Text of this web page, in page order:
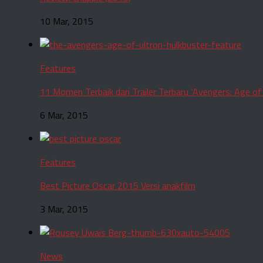
10 Mar, 2015
Features
11 Momen Terbaik dari Trailer Terbaru ‘Avengers: Age
6 Mar, 2015
Features
Best Picture Oscar 2015 Versi anakfilm
3 Mar, 2015
News